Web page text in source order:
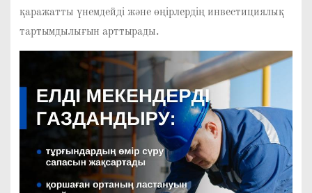
қаражатты үнемдейді және өңірлердің инвестициялық
тартымдылығын арттырады.